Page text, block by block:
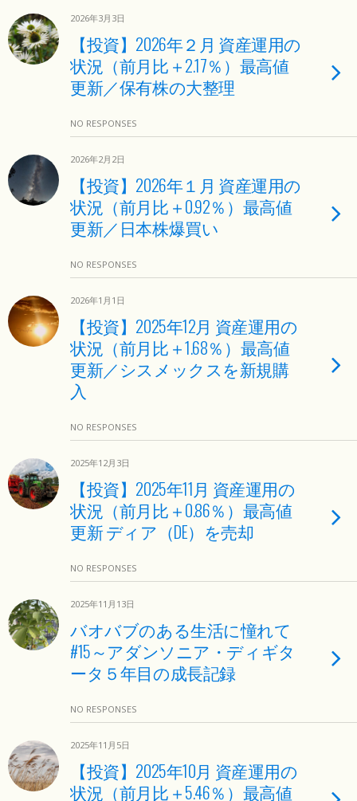
2026年3月3日
【投資】2026年２月 資産運用の
状況（前月比＋2.17％）最高値
更新／保有株の大整理
NO RESPONSES
2026年2月2日
【投資】2026年１月 資産運用の
状況（前月比＋0.92％）最高値
更新／日本株爆買い
NO RESPONSES
2026年1月1日
【投資】2025年12月 資産運用の
状況（前月比＋1.68％）最高値
更新／シスメックスを新規購
入
NO RESPONSES
2025年12月3日
【投資】2025年11月 資産運用の
状況（前月比＋0.86％）最高値
更新 ディア（DE）を売却
NO RESPONSES
2025年11月13日
バオバブのある生活に憧れて
#15～アダンソニア・ディギタ
ータ５年目の成長記録
NO RESPONSES
2025年11月5日
【投資】2025年10月 資産運用の
状況（前月比＋5.46％）最高値